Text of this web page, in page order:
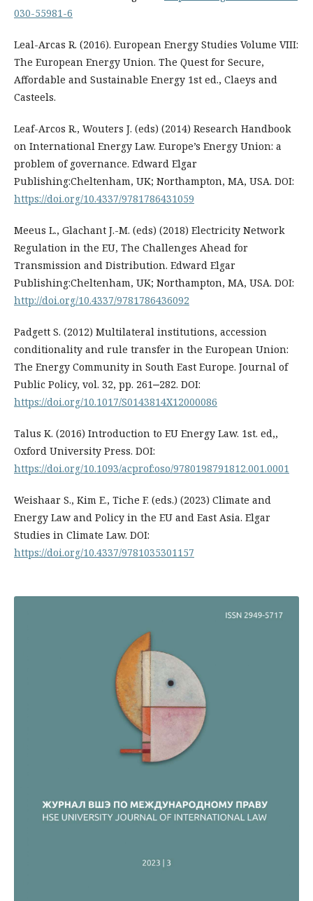
030-55981-6
Leal-Arcas R. (2016). European Energy Studies Volume VIII:
The European Energy Union. The Quest for Secure,
Affordable and Sustainable Energy 1st ed., Claeys and
Casteels.
Leaf-Arcos R., Wouters J. (eds) (2014) Research Handbook
on International Energy Law. Europe’s Energy Union: a
problem of governance. Edward Elgar
Publishing:Cheltenham, UK; Northampton, MA, USA. DOI:
https://doi.org/10.4337/9781786431059
Meeus L., Glachant J.-M. (eds) (2018) Electricity Network
Regulation in the EU, The Challenges Ahead‎ for
Transmission and Distribution. Edward Elgar
Publishing:Cheltenham, UK; Northampton, MA, USA. DOI:
http://doi.org/10.4337/9781786436092
Padgett S. (2012) Multilateral institutions, accession
conditionality and rule transfer in the European Union:
The Energy Community in South East Europe. Journal of
Public Policy, vol. 32, pp. 261‒282. DOI:
https://doi.org/10.1017/S0143814X12000086
Talus K. (2016) Introduction to EU Energy Law. 1st. ed,,
Oxford University Press. DOI:
https://doi.org/10.1093/acprof:oso/9780198791812.001.0001
Weishaar S., Kim E., Tiche F. (eds.) (2023) Climate and
Energy Law and Policy in the EU and East Asia. Elgar
Studies in Climate Law. DOI:
https://doi.org/10.4337/9781035301157